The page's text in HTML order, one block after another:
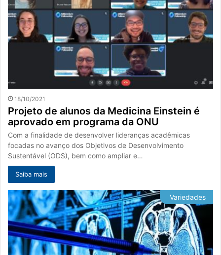
18/10/2021
Projeto de alunos da Medicina Einstein é
aprovado em programa da ONU
Com a finalidade de desenvolver lideranças acadêmicas
focadas no avanço dos Objetivos de Desenvolvimento
Sustentável (ODS), bem como ampliar e…
Saiba mais
Variedades